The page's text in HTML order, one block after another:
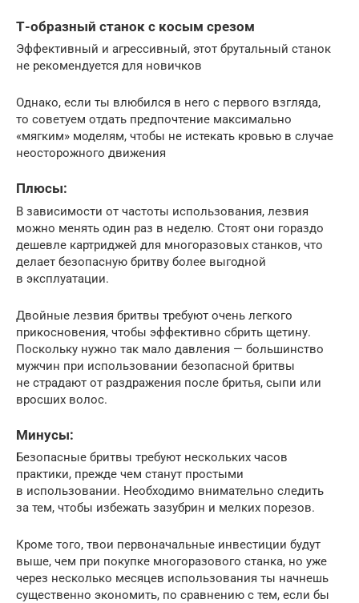
Т-образный станок с косым срезом
Эффективный и агрессивный, этот брутальный станок
не рекомендуется для новичков
Однако, если ты влюбился в него с первого взгляда,
то советуем отдать предпочтение максимально
«мягким» моделям, чтобы не истекать кровью в случае
неосторожного движения
Плюсы:
В зависимости от частоты использования, лезвия
можно менять один раз в неделю. Стоят они гораздо
дешевле картриджей для многоразовых станков, что
делает безопасную бритву более выгодной
в эксплуатации.
Двойные лезвия бритвы требуют очень легкого
прикосновения, чтобы эффективно сбрить щетину.
Поскольку нужно так мало давления — большинство
мужчин при использовании безопасной бритвы
не страдают от раздражения после бритья, сыпи или
вросших волос.
Минусы:
Безопасные бритвы требуют нескольких часов
практики, прежде чем станут простыми
в использовании. Необходимо внимательно следить
за тем, чтобы избежать зазубрин и мелких порезов.
Кроме того, твои первоначальные инвестиции будут
выше, чем при покупке многоразового станка, но уже
через несколько месяцев использования ты начнешь
существенно экономить, по сравнению с тем, если бы